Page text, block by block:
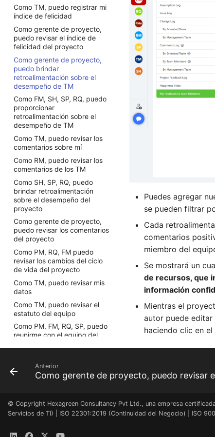
proyecto.
Como PFM, PMO, puedo crear
una cartera
Como RQ, puedo crear un
proyecto.
Como PGM, PMO, puedo
crear un programa
Como PFM, PMO, puedo
agregar programas a una
cartera
Como FM, PMO, PM, puedo
crear un nuevo proyecto
usando plantillas
Como PMO, puedo recibir
ayuda del Asistente de IA
electrónico sobre las tareas
Como PMO, puedo controlar
tareas por paquetes de
trabajo
Como TM, puedo registrar mi
índice de felicidad
Como gerente de proyecto,
puedo revisar el índice de
felicidad del proyecto
Como gerente de proyecto,
puedo brindar
retroalimentación sobre el
desempeño de TM
Como FM, SH, SP, RQ, puedo
proporcionar
retroalimentación sobre el
desempeño de TM
Como TM, puedo revisar los
comentarios sobre mí
Como RM, puedo revisar los
comentarios de los TM
Como SH, SP, RQ, puedo
brindar retroalimentación
sobre el desempeño del
proyecto
Como gerente de proyecto,
puedo revisar los comentarios
del proyecto
Como PM, RQ, FM puedo
revisar los cambios del ciclo
de vida del proyecto
Como TM, puedo revisar mis
datos
Como TM, puedo revisar el
estatuto del equipo
Como PM, FM, RQ, SP, puedo
reunirme con el equipo del
revisar los beneficios del
proyecto
proyecto
Como PM, RQ, puedo revisar
Puedes agregar
se pueden filtrar
Cada
comentarios
miembro del
Se mostrará un
de recursos, que
información
Mientras el
autor puede editar
haciendo clic en
Anterior
© Copyright Hexagreen Consultancy Pvt Ltd., una empresa
Servicios de TI) | ISO 22301:2019 (Continuidad del Negocio) | ISO